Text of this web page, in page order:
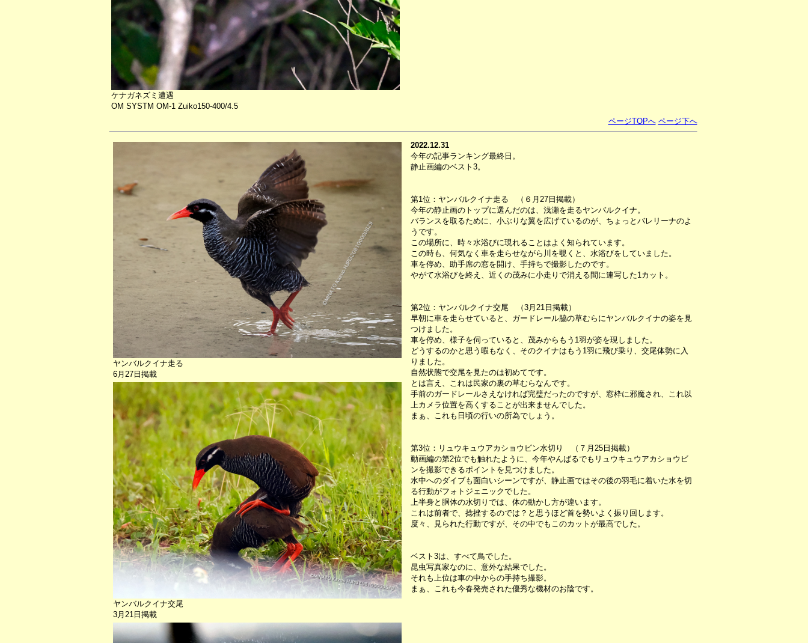
ケナガネズミ遭遇
OM SYSTM OM-1 Zuiko150-400/4.5
ページTOPへ ページ下へ
ヤンバルクイナ走る
6月27日掲載
ヤンバルクイナ交尾
3月21日掲載
2022.12.31
今年の記事ランキング最終日。
静止画編のベスト3。
第1位：ヤンバルクイナ走る （６月27日掲載）
今年の静止画のトップに選んだのは、浅瀬を走るヤンバルクイナ。
バランスを取るために、小ぶりな翼を広げているのが、ちょっとバレリーナのよ
うです。
この場所に、時々水浴びに現れることはよく知られています。
この時も、何気なく車を走らせながら川を覗くと、水浴びをしていました。
車を停め、助手席の窓を開け、手持ちで撮影したのです。
やがて水浴びを終え、近くの茂みに小走りで消える間に連写した1カット。
第2位：ヤンバルクイナ交尾 （3月21日掲載）
早朝に車を走らせていると、ガードレール脇の草むらにヤンバルクイナの姿を見
つけました。
車を停め、様子を伺っていると、茂みからもう1羽が姿を現しました。
どうするのかと思う暇もなく、そのクイナはもう1羽に飛び乗り、交尾体勢に入
りました。
自然状態で交尾を見たのは初めてです。
とは言え、これは民家の裏の草むらなんです。
手前のガードレールさえなければ完璧だったのですが、窓枠に邪魔され、これ以
上カメラ位置を高くすることが出来ませんでした。
まぁ、これも日頃の行いの所為でしょう。
第3位：リュウキュウアカショウビン水切り （７月25日掲載）
動画編の第2位でも触れたように、今年やんばるでもリュウキュウアカショウビ
ンを撮影できるポイントを見つけました。
水中へのダイブも面白いシーンですが、静止画ではその後の羽毛に着いた水を切
る行動がフォトジェニックでした。
上半身と胴体の水切りでは、体の動かし方が違います。
これは前者で、捻挫するのでは？と思うほど首を勢いよく振り回します。
度々、見られた行動ですが、その中でもこのカットが最高でした。
ベスト3は、すべて鳥でした。
昆虫写真家なのに、意外な結果でした。
それも上位は車の中からの手持ち撮影。
まぁ、これも今春発売された優秀な機材のお陰です。